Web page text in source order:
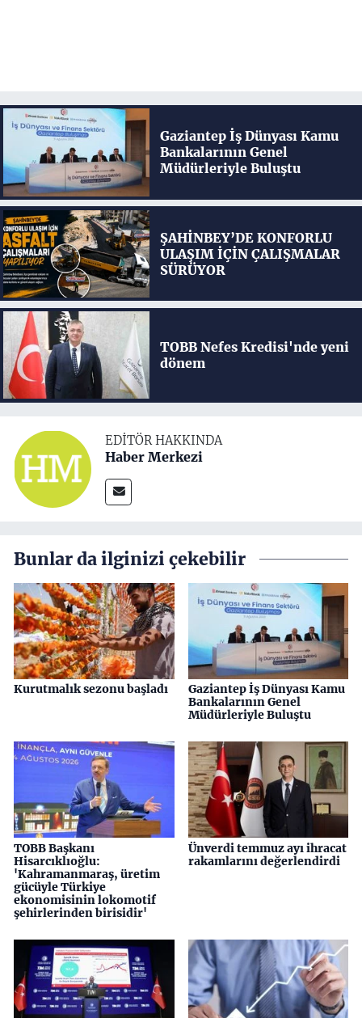
Gaziantep İş Dünyası Kamu
Bankalarının Genel
Müdürleriyle Buluştu
ŞAHİNBEY’DE KONFORLU
ULAŞIM İÇİN ÇALIŞMALAR
SÜRÜYOR
TOBB Nefes Kredisi'nde yeni
dönem
EDITÖR HAKKINDA
Haber Merkezi
Bunlar da ilginizi çekebilir
Kurutmalık sezonu başladı
Gaziantep İş Dünyası Kamu
Bankalarının Genel
Müdürleriyle Buluştu
TOBB Başkanı
Hisarcıklıoğlu:
'Kahramanmaraş, üretim
gücüyle Türkiye
ekonomisinin lokomotif
şehirlerinden birisidir'
Ünverdi temmuz ayı ihracat
rakamlarını değerlendirdi